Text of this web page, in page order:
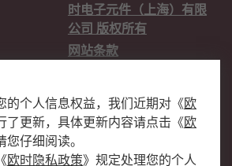
时电子元件（上海）有限
公司 版权所有
网站条款
账户和付款
的个人信息权益，我们近期对 《欧
了更新，具体更新内容请点击 《欧
您仔细阅读。
《欧时隐私政策》 规定处理您的个人